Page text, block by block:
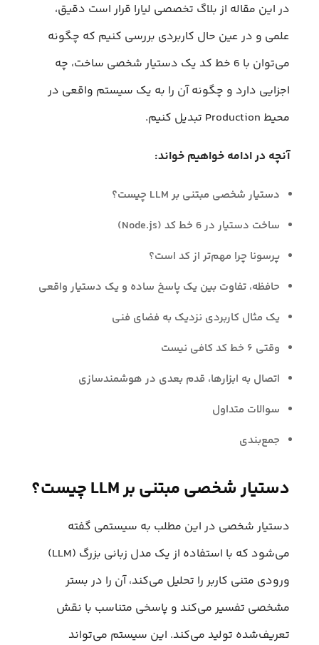
در این مقاله از بلاگ تخصصی لیارا قرار است دقیق،
علمی و در عین حال کاربردی بررسی کنیم که چگونه
می‌توان با 6 خط کد یک دستیار شخصی ساخت، چه
اجزایی دارد و چگونه آن را به یک سیستم واقعی در
محیط Production تبدیل کنیم.
آنچه در ادامه خواهیم خواند:
دستیار شخصی مبتنی بر LLM چیست؟
ساخت دستیار در 6 خط کد (Node.js)
پرسونا چرا مهم‌تر از کد است؟
حافظه، تفاوت بین یک پاسخ ساده و یک دستیار واقعی
یک مثال کاربردی نزدیک به فضای فنی
وقتی ۶ خط کد کافی نیست
اتصال به ابزارها، قدم بعدی در هوشمندسازی
سوالات متداول
جمع‌بندی
دستیار شخصی مبتنی بر LLM چیست؟
دستیار شخصی در این مطلب به سیستمی گفته
می‌شود که با استفاده از یک مدل زبانی بزرگ (LLM)
ورودی متنی کاربر را تحلیل می‌کند، آن را در بستر
مشخصی تفسیر می‌کند و پاسخی متناسب با نقش
تعریف‌شده تولید می‌کند. این سیستم می‌تواند